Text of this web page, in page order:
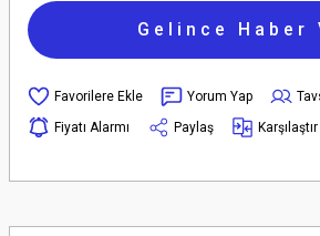
Gelince Haber
Yorum Yap
Fiyatı Alarmı
Paylaş Karşılaştır